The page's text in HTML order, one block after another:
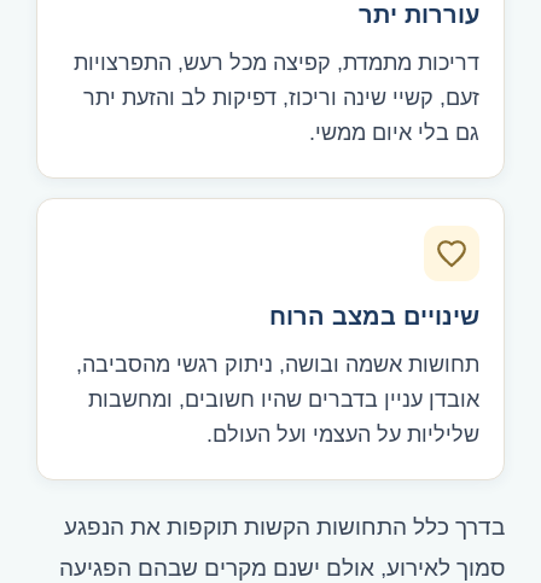
עוררות יתר
דריכות מתמדת, קפיצה מכל רעש, התפרצויות
זעם, קשיי שינה וריכוז, דפיקות לב והזעת יתר
גם בלי איום ממשי.
שינויים במצב הרוח
תחושות אשמה ובושה, ניתוק רגשי מהסביבה,
אובדן עניין בדברים שהיו חשובים, ומחשבות
שליליות על העצמי ועל העולם.
בדרך כלל התחושות הקשות תוקפות את הנפגע
סמוך לאירוע, אולם ישנם מקרים שבהם הפגיעה